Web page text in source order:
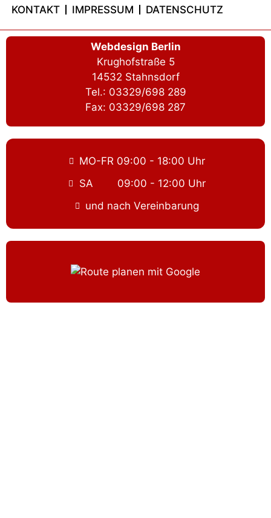
KONTAKT IMPRESSUM DATENSCHUTZ
Webdesign Berlin
Krughofstraße 5
14532 Stahnsdorf
Tel.: 03329/698 289
Fax: 03329/698 287
MO-FR 09:00 - 18:00 Uhr
SA 09:00 - 12:00 Uhr
und nach Vereinbarung